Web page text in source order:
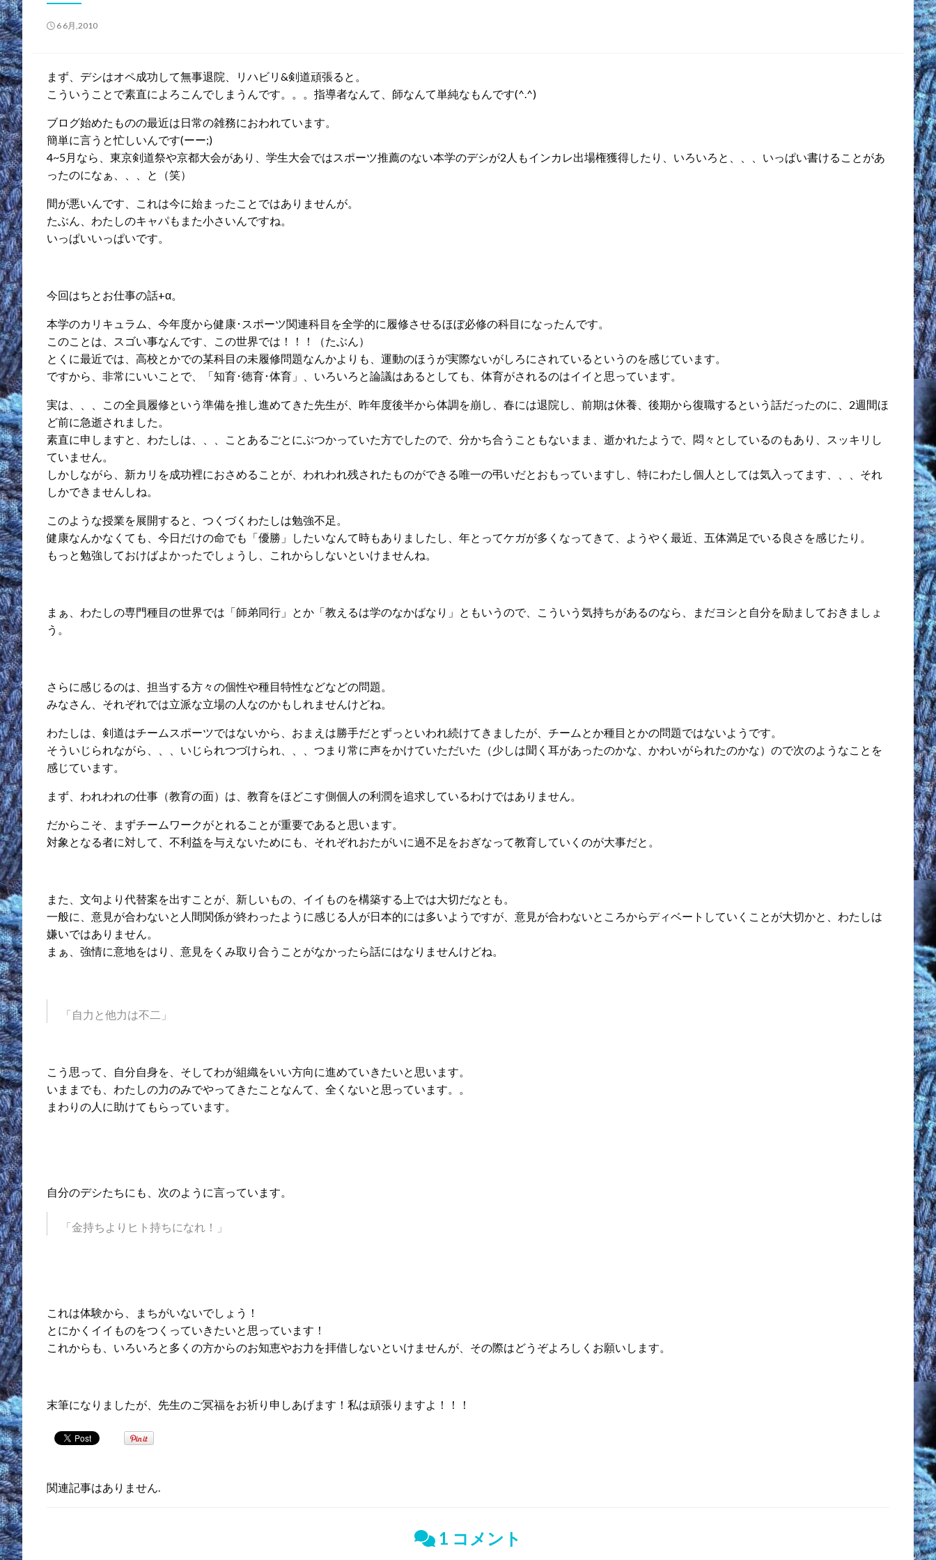
投
6 6月,2010
まず、デシはオペ成功して無事退院、リハビリ&剣道頑張ると。
こういうことで素直によろこんでしまうんです。。。指導者なんて、師なんて単純なもんです(^.^)
ブログ始めたものの最近は日常の雑務におわれています。
簡単に言うと忙しいんです(ーー;)
4~5月なら、東京剣道祭や京都大会があり、学生大会ではスポーツ推薦のない本学のデシが2人もインカレ出場権獲得したり、いろいろと、、、いっぱい書けることがあ
ったのになぁ、、、と（笑）
間が悪いんです、これは今に始まったことではありませんが。
たぶん、わたしのキャパもまた小さいんですね。
いっぱいいっぱいです。
今回はちとお仕事の話+α。
本学のカリキュラム、今年度から健康･スポーツ関連科目を全学的に履修させるほぼ必修の科目になったんです。
このことは、スゴい事なんです、この世界では！！！（たぶん）
とくに最近では、高校とかでの某科目の未履修問題なんかよりも、運動のほうが実際ないがしろにされているというのを感じています。
ですから、非常にいいことで、「知育･徳育･体育」、いろいろと論議はあるとしても、体育がされるのはイイと思っています。
実は、、、この全員履修という準備を推し進めてきた先生が、昨年度後半から体調を崩し、春には退院し、前期は休養、後期から復職するという話だったのに、2週間ほ
ど前に急逝されました。
素直に申しますと、わたしは、、、ことあるごとにぶつかっていた方でしたので、分かち合うこともないまま、逝かれたようで、悶々としているのもあり、スッキリし
ていません。
しかしながら、新カリを成功裡におさめることが、われわれ残されたものができる唯一の弔いだとおもっていますし、特にわたし個人としては気入ってます、、、それ
しかできませんしね。
このような授業を展開すると、つくづくわたしは勉強不足。
健康なんかなくても、今日だけの命でも「優勝」したいなんて時もありましたし、年とってケガが多くなってきて、ようやく最近、五体満足でいる良さを感じたり。
もっと勉強しておけばよかったでしょうし、これからしないといけませんね。
まぁ、わたしの専門種目の世界では「師弟同行」とか「教えるは学のなかばなり」ともいうので、こういう気持ちがあるのなら、まだヨシと自分を励ましておきましょ
う。
さらに感じるのは、担当する方々の個性や種目特性などなどの問題。
みなさん、それぞれでは立派な立場の人なのかもしれませんけどね。
わたしは、剣道はチームスポーツではないから、おまえは勝手だとずっといわれ続けてきましたが、チームとか種目とかの問題ではないようです。
そういじられながら、、、いじられつづけられ、、、つまり常に声をかけていただいた（少しは聞く耳があったのかな、かわいがられたのかな）ので次のようなことを
感じています。
まず、われわれの仕事（教育の面）は、教育をほどこす側個人の利潤を追求しているわけではありません。
だからこそ、まずチームワークがとれることが重要であると思います。
対象となる者に対して、不利益を与えないためにも、それぞれおたがいに過不足をおぎなって教育していくのが大事だと。
また、文句より代替案を出すことが、新しいもの、イイものを構築する上では大切だなとも。
一般に、意見が合わないと人間関係が終わったように感じる人が日本的には多いようですが、意見が合わないところからディベートしていくことが大切かと、わたしは
嫌いではありません。
まぁ、強情に意地をはり、意見をくみ取り合うことがなかったら話にはなりませんけどね。
「自力と他力は不二」
こう思って、自分自身を、そしてわが組織をいい方向に進めていきたいと思います。
いままでも、わたしの力のみでやってきたことなんて、全くないと思っています。。
まわりの人に助けてもらっています。
自分のデシたちにも、次のように言っています。
「金持ちよりヒト持ちになれ！」
これは体験から、まちがいないでしょう！
とにかくイイものをつくっていきたいと思っています！
これからも、いろいろと多くの方からのお知恵やお力を拝借しないといけませんが、その際はどうぞよろしくお願いします。
末筆になりましたが、先生のご冥福をお祈り申しあげます！私は頑張りますよ！！！
関連記事はありません.
1 コメント